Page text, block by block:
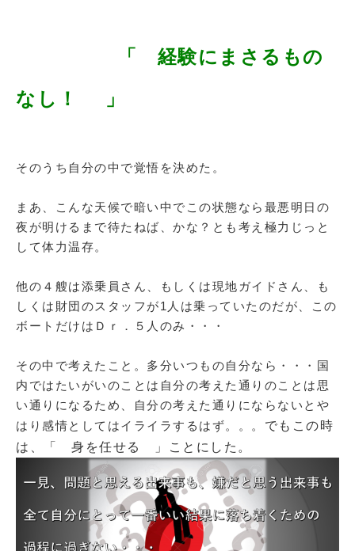
「 経験にまさるもの
なし！ 」
そのうち自分の中で覚悟を決めた。
まあ、こんな天候で暗い中でこの状態なら最悪明日の
夜が明けるまで待たねば、かな？とも考え極力じっと
して体力温存。
他の４艘は添乗員さん、もしくは現地ガイドさん、も
しくは財団のスタッフが1 人は乗っていたのだが、この
ボートだけはＤｒ．５人のみ・・・
その中で考えたこと。多分いつもの自分なら・・・国
内ではたいがいのことは自分の考えた通りのことは思
い通りになるため、自分の考えた通りにならないとや
はり感情としてはイライラするはず。。。 でもこの時
は、「 身を任せる 」ことにした。